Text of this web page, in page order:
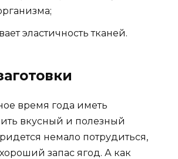
эластичность тканей.
время года иметь
вкусный и полезный
немало потрудиться,
запас ягод. А как